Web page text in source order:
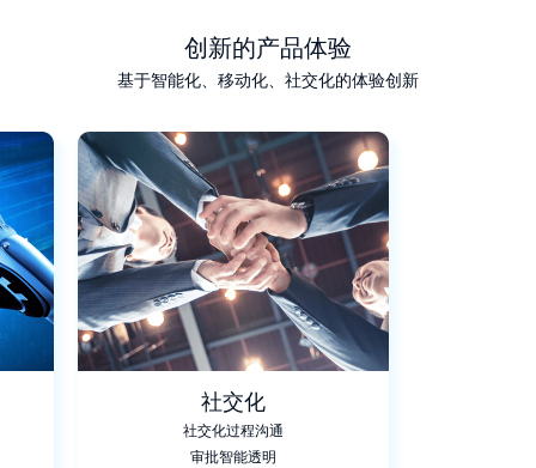
创新的产品体验
基于智能化、移动化、社交化的体验创新
社交化
社交化过程沟通
审批智能透明